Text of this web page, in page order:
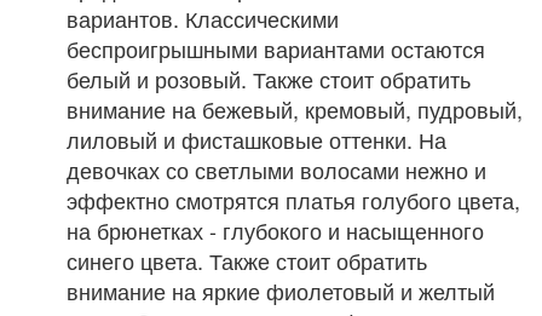
вариантов. Классическими
беспроигрышными вариантами остаются
белый и розовый. Также стоит обратить
внимание на бежевый, кремовый, пудровый,
лиловый и фисташковые оттенки. На
девочках со светлыми волосами нежно и
эффектно смотрятся платья голубого цвета,
на брюнетках - глубокого и насыщенного
синего цвета. Также стоит обратить
внимание на яркие фиолетовый и желтый